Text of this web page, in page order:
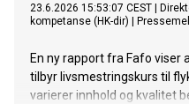
23.6.2026 15:53:07 CEST
kompetanse (HK-dir)
En ny rapport fra Fafo viser
tilbyr livsmestringskurs til
varierer innhold og kvalitet